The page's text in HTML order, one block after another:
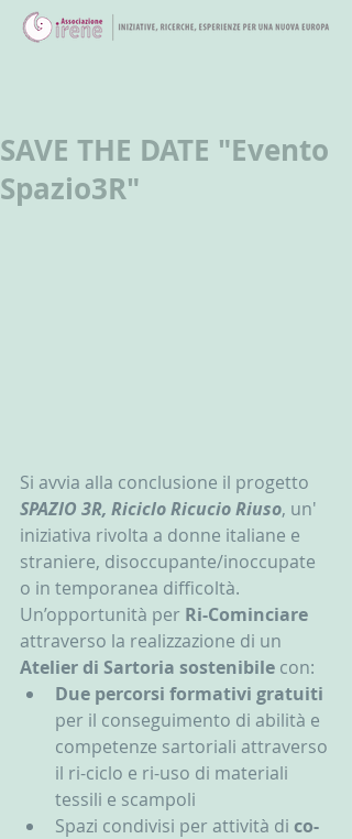
SAVE THE DATE "Evento
Spazio3R"
Si avvia alla conclusione il progetto
SPAZIO 3R, Riciclo Ricucio Riuso, un'
iniziativa rivolta a donne italiane e
straniere, disoccupante/inoccupate
o in temporanea difficoltà.
Un’opportunità per Ri-Cominciare
attraverso la realizzazione di un
Atelier di Sartoria sostenibile con:
Due percorsi formativi gratuiti
per il conseguimento di abilità e
competenze sartoriali attraverso
il ri-ciclo e ri-uso di materiali
tessili e scampoli
Spazi condivisi per attività di co-